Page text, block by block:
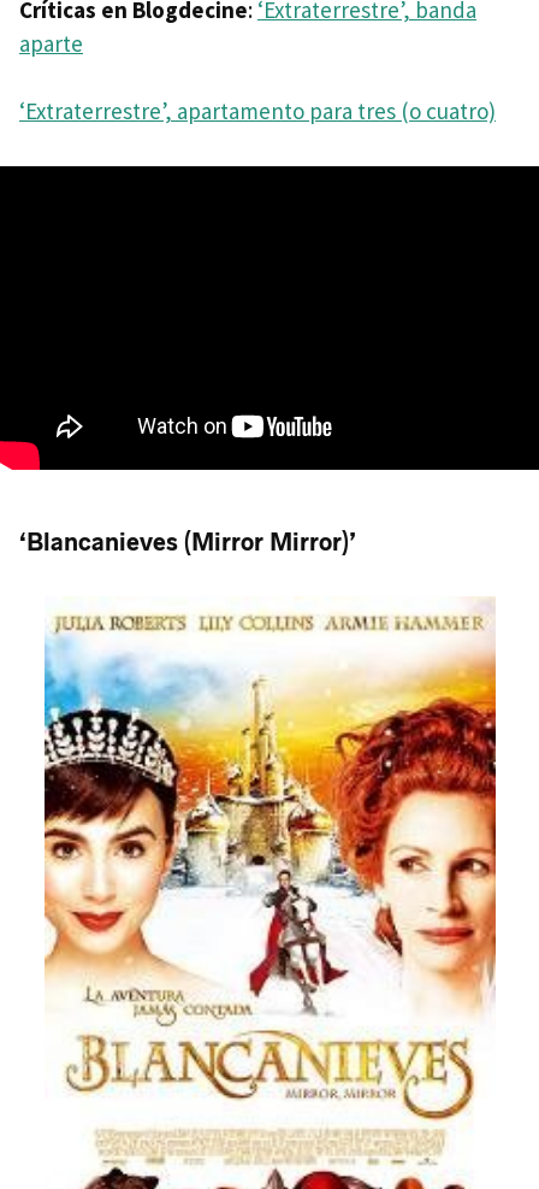
Críticas en Blogdecine: ‘Extraterrestre’, banda
aparte
‘Extraterrestre’, apartamento para tres (o cuatro)
‘Blancanieves (Mirror Mirror)’